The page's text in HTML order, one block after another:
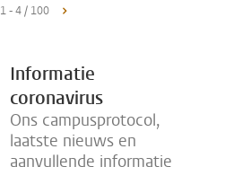
1 - 4 / 100
Informatie
coronavirus
Ons campusprotocol,
laatste nieuws en
aanvullende informatie